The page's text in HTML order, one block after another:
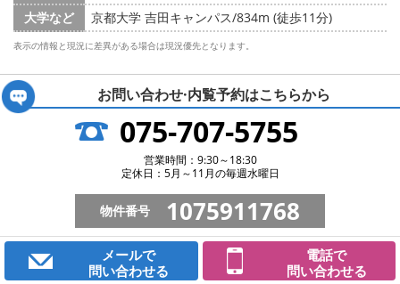
大学など
京都大学 吉田キャンパス/834m (徒歩11分)
表示の情報と現況に差異がある場合は現況優先となります。
お問い合わせ·内覧予約はこちらから
075-707-5755
営業時間：9:30～18:30
定休日：5月～11月の毎週水曜日
物件番号 1075911768
メールで
問い合わせる
電話で
問い合わせる